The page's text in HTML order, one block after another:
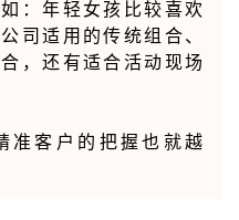
：年轻女孩比较喜欢
司适用的传统组合、
，还有适合活动现场
准客户的把握也就越